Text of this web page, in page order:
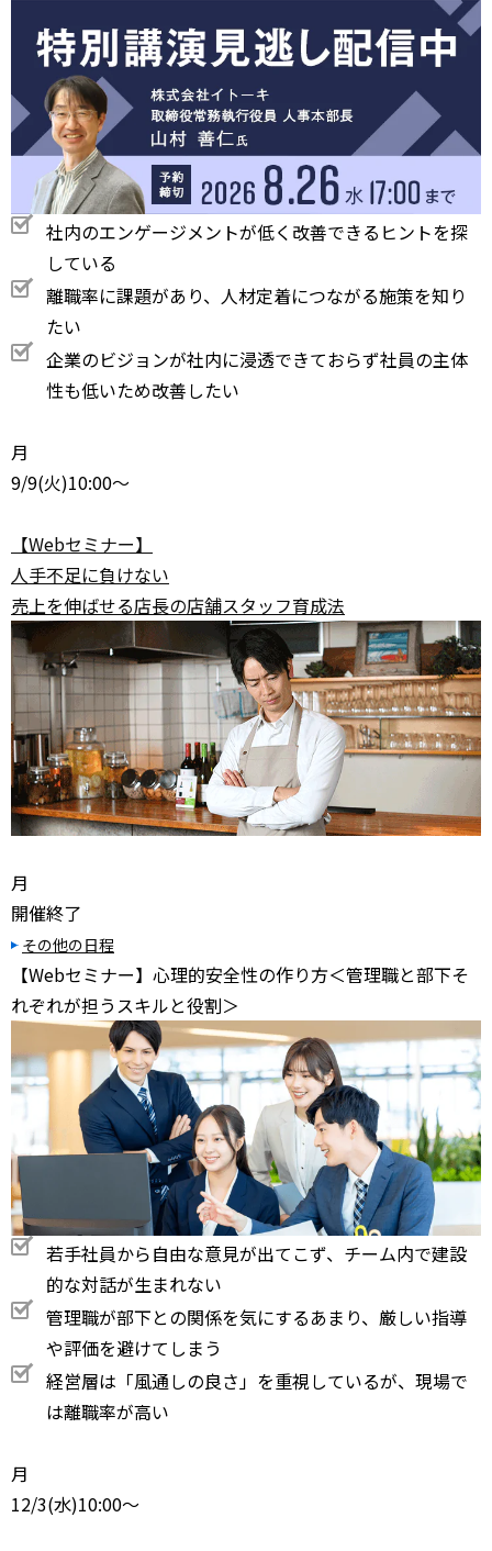
社内のエンゲージメントが低く改善できるヒントを探
している
離職率に課題があり、人材定着につながる施策を知り
たい
企業のビジョンが社内に浸透できておらず社員の主体
性も低いため改善したい
月
9/9(火)10:00～
【Webセミナー】
人手不足に負けない
売上を伸ばせる店長の店舗スタッフ育成法
月
開催終了
その他の日程
【Webセミナー】心理的安全性の作り方＜管理職と部下そ
れぞれが担うスキルと役割＞
若手社員から自由な意見が出てこず、チーム内で建設
的な対話が生まれない
管理職が部下との関係を気にするあまり、厳しい指導
や評価を避けてしまう
経営層は「風通しの良さ」を重視しているが、現場で
は離職率が高い
月
12/3(水)10:00～